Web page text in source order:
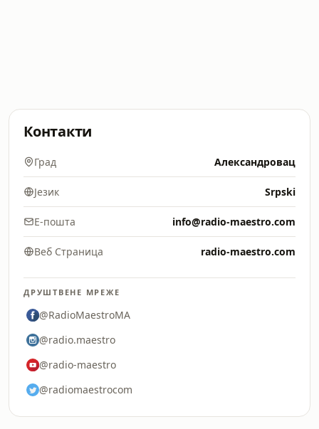
Контакти
Град Александровац
Језик Srpski
Е-пошта info@radio-maestro.com
Веб Страница radio-maestro.com
ДРУШТВЕНЕ МРЕЖЕ
@RadioMaestroMA
@radio.maestro
@radio-maestro
@radiomaestrocom